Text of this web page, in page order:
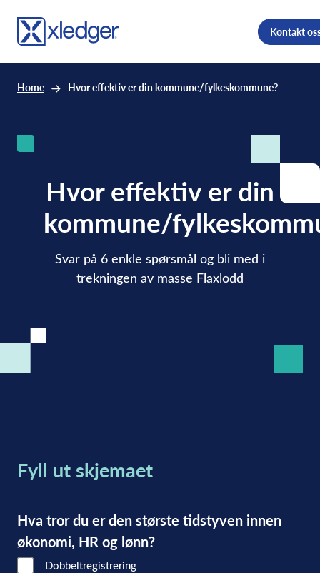
Kontakt
Home Hvor effektiv er din kommune/fylkeskommune?
Hvor effektiv er din
kommune/
Svar på 6 enkle spørsmål og bli med i
trekningen av masse Flaxlodd
Fyll ut skjemaet
Hva tror du er den største tidstyven innen
økonomi, HR og lønn?
Dobbeltregistrering